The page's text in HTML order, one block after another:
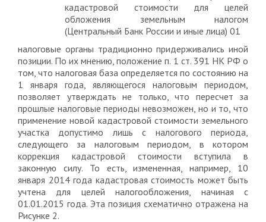
налоговые органы традиционно придерживались иной
позиции. По их мнению, положение п. 1 ст. 391 НК РФ о
том, что налоговая база определяется по состоянию на
1 января года, являющегося налоговым периодом,
позволяет утверждать не только, что пересчет за
прошлые налоговые периоды невозможен, но и то, что
применение новой кадастровой стоимости земельного
участка допустимо лишь с налогового периода,
следующего за налоговым периодом, в котором
коррекция кадастровой стоимости вступила в
законную силу. То есть, измененная, например, 10
января 2014 года кадастровая стоимость может быть
учтена для целей налогообложения, начиная с
01.01.2015 года. Эта позиция схематично отражена на
Рисунке 2.